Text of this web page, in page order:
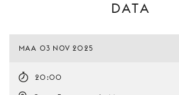
DATA
MAA 03 NOV 2025
20:00